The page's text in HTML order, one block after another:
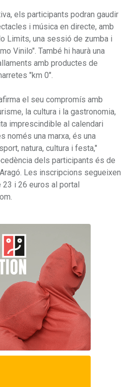
els participants podran gaudir
i música en directe, amb
Limits, una sessió de zumba i
Vinilo". També hi haurà una
amb productes de
"km 0".
el seu compromís amb
la cultura i la gastronomia,
imprescindible al calendari
només una marxa, és una
natura, cultura i festa,"
dels participants és de
Les inscripcions segueixen
i 26 euros al portal